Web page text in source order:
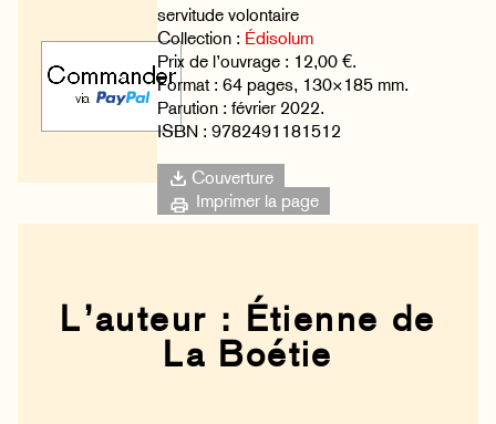
servitude volontaire
Collection : Édisolum
Prix de l’ouvrage : 12,00 €.
Format : 64 pages, 130×185 mm.
Parution : février 2022.
ISBN : 9782491181512
Couverture
Imprimer la page
L’auteur : Étienne de
La Boétie